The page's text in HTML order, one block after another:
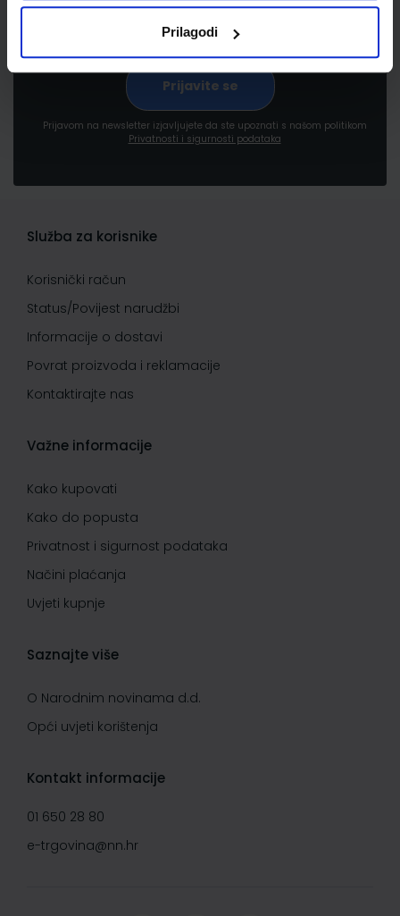
Prilagodi
Prijavom na newsletter izjavljujete da ste upoznati s našom politikom
Privatnosti i sigurnosti podataka
Služba za korisnike
Korisnički račun
Status/Povijest narudžbi
Informacije o dostavi
Povrat proizvoda i reklamacije
Kontaktirajte nas
Važne informacije
Kako kupovati
Kako do popusta
Privatnost i sigurnost podataka
Načini plaćanja
Uvjeti kupnje
Saznajte više
O Narodnim novinama d.d.
Opći uvjeti korištenja
Kontakt informacije
01 650 28 80
e-trgovina@nn.hr